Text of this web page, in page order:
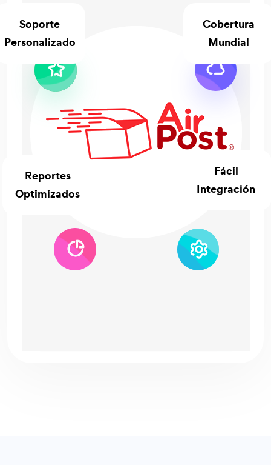
Cobertura
Mundial
Fácil
Integración
Reportes
Optimizados
Soporte
Personalizado